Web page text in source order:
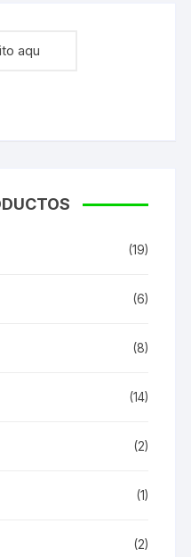
(19)
(6)
(8)
(14)
(2)
(1)
(2)